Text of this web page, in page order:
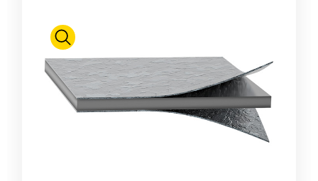
UNIVERS JOSKIN
FAN SHOPTélécharger la brochure